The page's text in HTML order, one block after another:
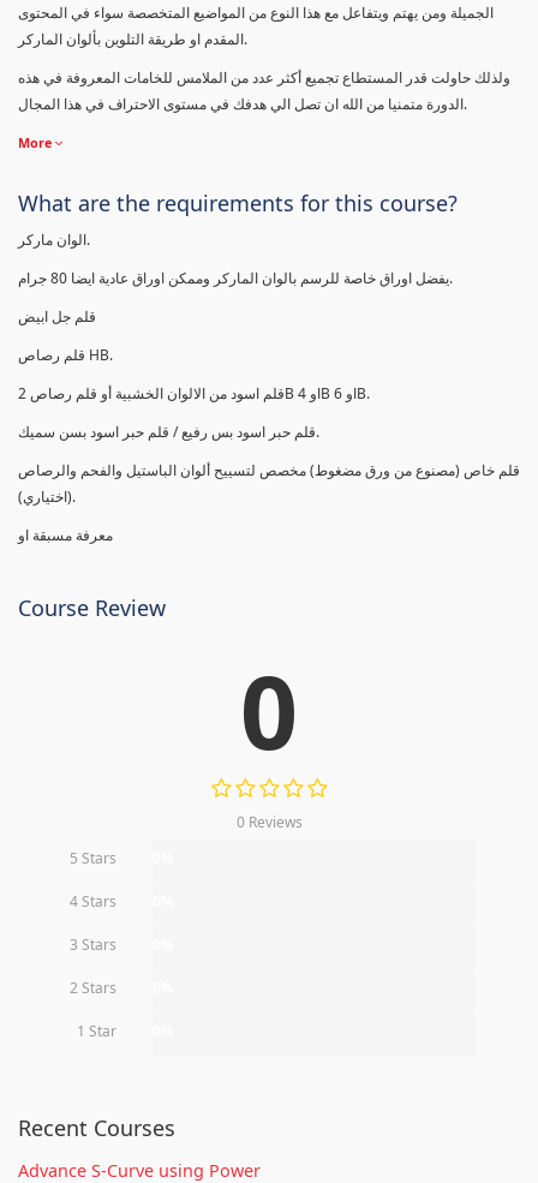
الجميلة ومن يهتم ويتفاعل مع هذا النوع من المواضيع المتخصصة سواء في المحتوى
المقدم او طريقة التلوين بألوان الماركر.
ولذلك حاولت قدر المستطاع تجميع أكثر عدد من الملامس للخامات المعروفة في هذه
الدورة متمنيا من الله ان تصل الي هدفك في مستوى الاحتراف في هذا المجال.
More
What are the requirements for this course?
الوان ماركر.
يفضل اوراق خاصة للرسم بالوان الماركر وممكن اوراق عادية ايضا 80 جرام.
قلم جل ابيض
قلم رصاص HB.
قلم اسود من الالوان الخشبية أو قلم رصاص 2B او 4B او 6B.
قلم حبر اسود بس رفيع / قلم حبر اسود بسن سميك.
قلم خاص (مصنوع من ورق مضغوط) مخصص لتسييح ألوان الباستيل والفحم والرصاص
(اختياري).
معرفة مسبقة او
Course Review
0
0 Reviews
5 Stars
4 Stars
3 Stars
2 Stars
1 Star
Recent Courses
Advance S-Curve using Power